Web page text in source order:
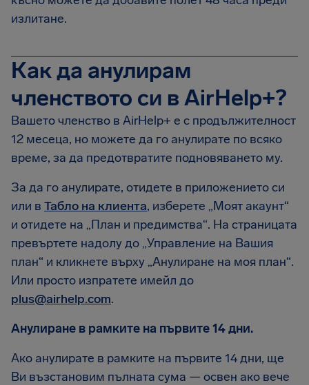
излитане.
Как да анулирам
членството си в AirHelp+?
Вашето членство в AirHelp+ е с продължителност
12 месеца, но можете да го анулирате по всяко
време, за да предотвратите подновяването му.
За да го анулирате, отидете в приложението си
или в Табло на клиента, изберете „Моят акаунт“
и отидете на „План и предимства“. На страницата
превъртете надолу до „Управление на Вашия
план“ и кликнете върху „Анулиране на моя план“.
Или просто изпратете имейл до
plus@airhelp.com.
Анулиране в рамките на първите 14 дни.
Ако анулирате в рамките на първите 14 дни, ще
Ви възстановим пълната сума — освен ако вече